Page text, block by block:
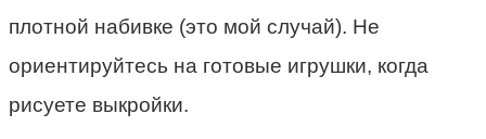
плотной набивке (это мой случай). Не
ориентируйтесь на готовые игрушки, когда
рисуете выкройки.